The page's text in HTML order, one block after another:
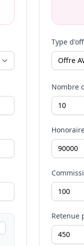
Type
Nombre
Retenue